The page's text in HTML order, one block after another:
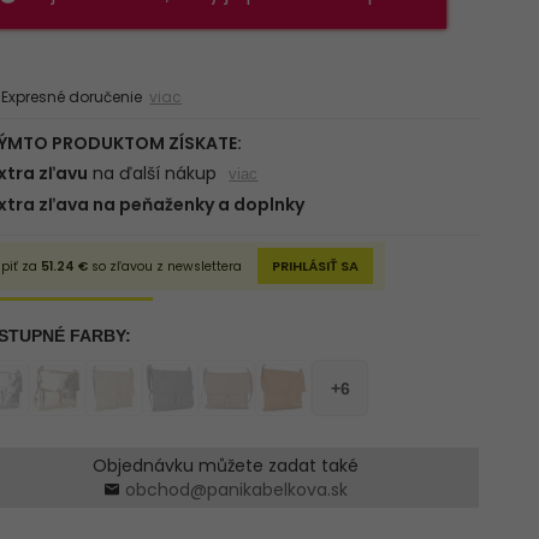
doručenie viac
Objednávku můžete zadat také
obchod@panikabelkova.sk